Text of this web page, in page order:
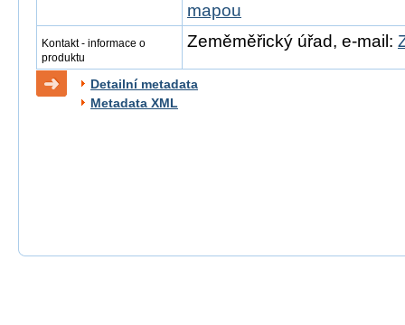
mapou
Kontakt - informace o
produktu
Zeměměřický úřad, e-mail:
Detailní metadata
Metadata XML